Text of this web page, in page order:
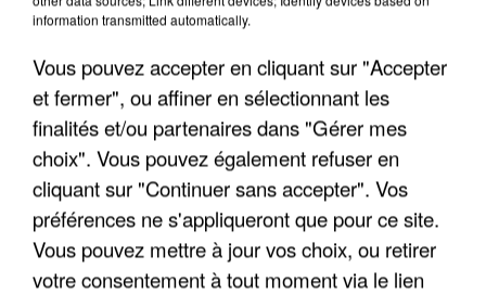
APRÈS TOUTES CES CANICULES, LES REFUGES
DE FAUNE SAUVAGE SONT...
information transmitted automatically.
Vous pouvez accepter en cliquant sur "Accepter
et fermer", ou affiner en sélectionnant les
finalités et/ou partenaires dans "Gérer mes
choix". Vous pouvez également refuser en
cliquant sur "Continuer sans accepter". Vos
préférences ne s'appliqueront que pour ce site.
Vous pouvez mettre à jour vos choix, ou retirer
votre consentement à tout moment via le lien